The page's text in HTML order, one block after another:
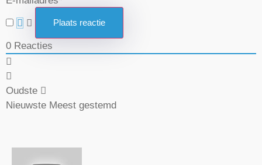
0 Reacties
Oudste
Nieuwste Meest gestemd